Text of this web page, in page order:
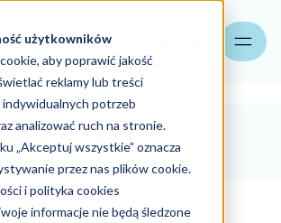
użytkowników
aby poprawić jakość
reklamy lub treści
potrzeb
analizować ruch na stronie.
„Akceptuj wszystkie” oznacza
przez nas plików cookie.
i polityka cookies
informacje nie będą śledzone
Welyo
Aider Polska 29.05.2026